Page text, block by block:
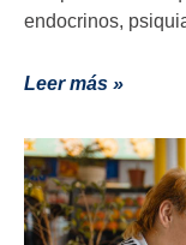
endocrinos,
Leer más »